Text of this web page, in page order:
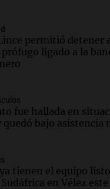
permitió detener a
prófugo ligado a la
fue hallada en
quedó bajo asistencia
tienen el equipo
en Vélez este